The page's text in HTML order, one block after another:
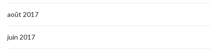
août 2017
juin 2017